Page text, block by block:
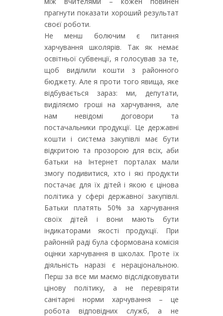
прагнути показати хороший результат
своєї роботи.
Не менш болючим є питання
харчування школярів. Так як немає
освітньої субвенції, я голосував за те,
щоб виділили кошти з районного
бюджету. Але я проти того явища, яке
відбувається зараз: ми, депутати,
виділяємо гроші на харчування, але
нам невідомі договори та
постачальники продукції. Це державні
кошти і система закупівлі має бути
відкритою та прозорою для всіх, аби
батьки на Інтернет порталах мали
змогу подивитися, хто і які продукти
постачає для їх дітей і якою є цінова
політика у сфері державної закупівлі.
Батьки платять 50% за харчування
своїх дітей і вони мають бути
індикаторами якості продукції. При
районній раді була сформована комісія
оцінки харчування в школах. Проте їх
діяльність наразі є нераціональною.
Перш за все ми маємо відслідковувати
цінову політику, а не перевіряти
санітарні норми харчування – це
робота відповідних служб, а не